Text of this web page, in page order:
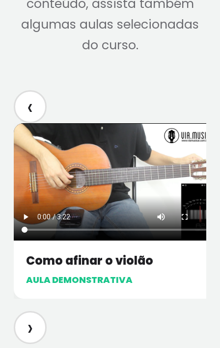
conteúdo, assista também
algumas aulas selecionadas
do curso.
‹
Como afinar o violão
AULA DEMONSTRATIVA
›